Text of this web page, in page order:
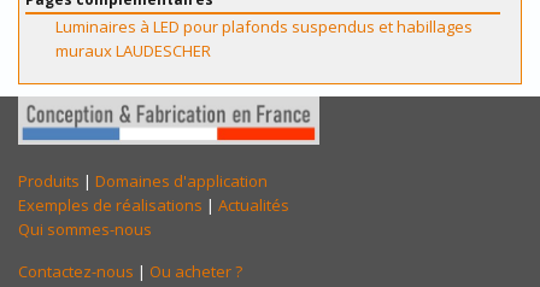
Luminaires à LED pour plafonds suspendus et habillages
muraux LAUDESCHER
Produits | Domaines d'application
Exemples de réalisations | Actualités
Qui sommes-nous
Contactez-nous | Ou acheter ?